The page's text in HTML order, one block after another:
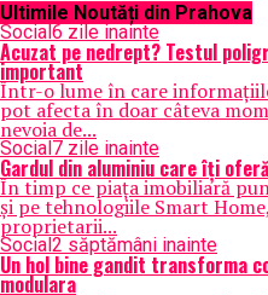
Ultimile Noutăți din Prahova
Social6 zile inainte
Acuzat pe nedrept? Testul
important
Într-o lume în care
pot afecta în doar câteva
nevoia de...
Social7 zile inainte
Gardul din aluminiu care îți
În timp ce piața imobiliară
și pe tehnologiile Smart
proprietarii...
Social2 săptămâni inainte
Un hol bine gandit transforma
modulara